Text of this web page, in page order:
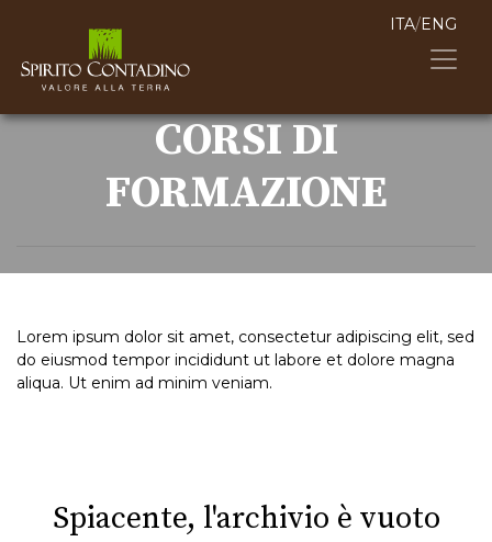
ITA/ENG
CORSI DI
FORMAZIONE
Lorem ipsum dolor sit amet, consectetur adipiscing elit, sed
do eiusmod tempor incididunt ut labore et dolore magna
aliqua. Ut enim ad minim veniam.
Spiacente, l'archivio è vuoto